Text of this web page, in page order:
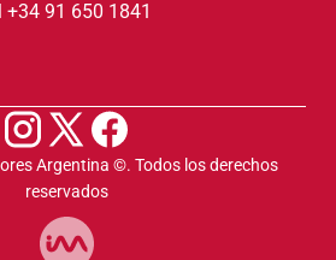
+34 91 650 1841
Argentina ©️. Todos los derechos
reservados